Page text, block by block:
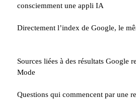
consciemment une appli IA
Directement l’index de Google, le
Sources liées à des résultats Google
Mode
Questions qui commencent par une